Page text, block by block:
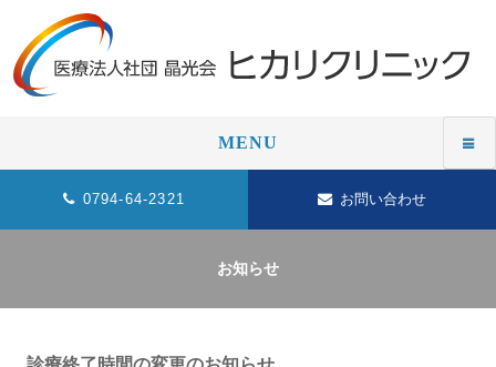
MENU
0794-64-2321 お問い合わせ
お知らせ